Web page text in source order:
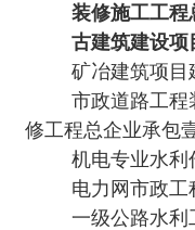
装修施工工程
古建筑建设项
矿冶建筑项目
市政道路工程
修工程总企业承包
机电专业水利
电力网市政工
一级公路水利